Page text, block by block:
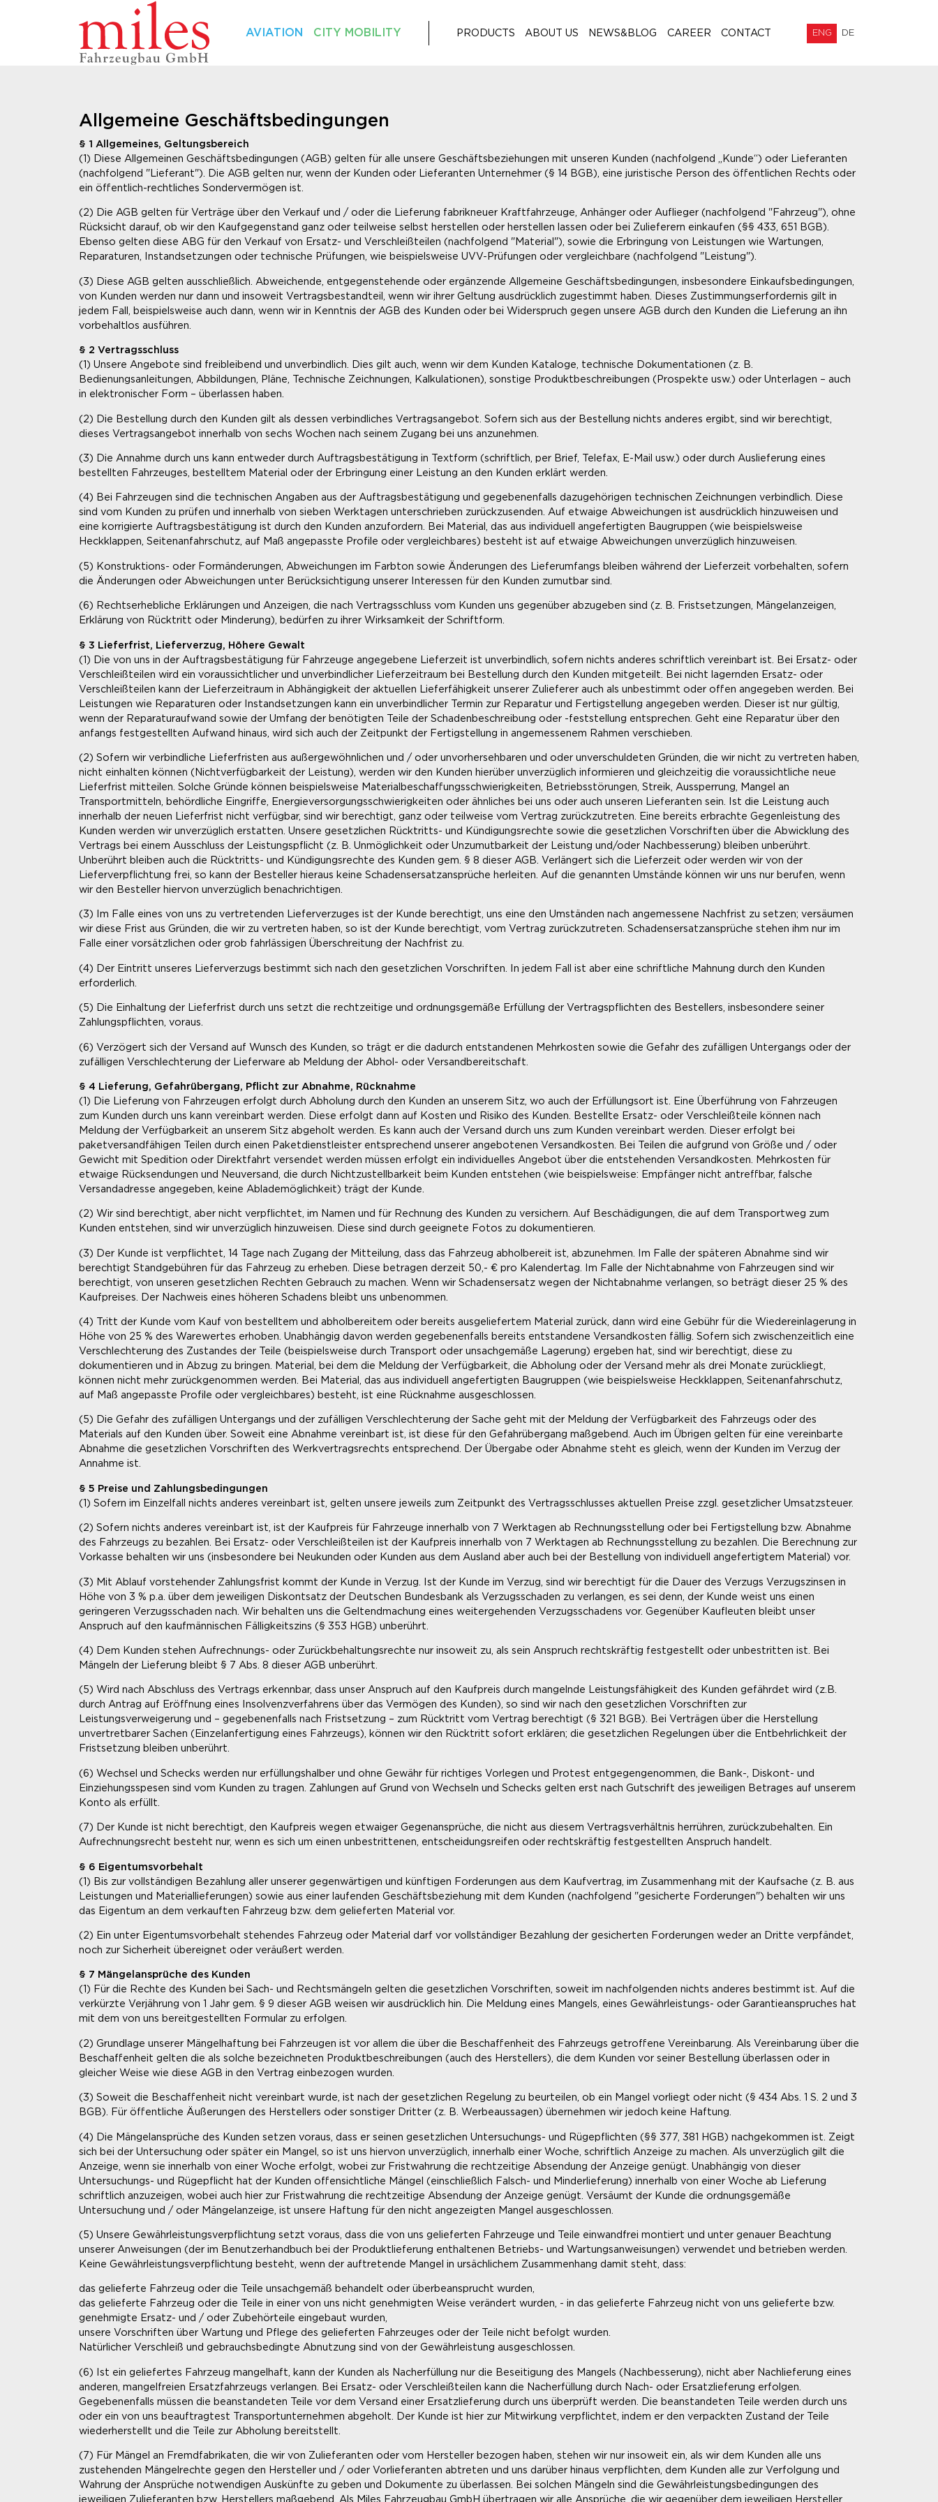
AVIATION CITY MOBILITY PRODUCTS ABOUT US NEWS&BLOG CAREER CONTACT ENG DE
Allgemeine Geschäftsbedingungen
§ 1 Allgemeines, Geltungsbereich
(1) Diese Allgemeinen Geschäftsbedingungen (AGB) gelten für alle unsere Geschäftsbeziehungen mit unseren Kunden (nachfolgend „Kunde“) oder Lieferanten
(nachfolgend "Lieferant"). Die AGB gelten nur, wenn der Kunden oder Lieferanten Unternehmer (§ 14 BGB), eine juristische Person des öffentlichen Rechts oder
ein öffentlich-rechtliches Sondervermögen ist.
(2) Die AGB gelten für Verträge über den Verkauf und / oder die Lieferung fabrikneuer Kraftfahrzeuge, Anhänger oder Auflieger (nachfolgend "Fahrzeug"), ohne
Rücksicht darauf, ob wir den Kaufgegenstand ganz oder teilweise selbst herstellen oder herstellen lassen oder bei Zulieferern einkaufen (§§ 433, 651 BGB).
Ebenso gelten diese ABG für den Verkauf von Ersatz- und Verschleißteilen (nachfolgend "Material"), sowie die Erbringung von Leistungen wie Wartungen,
Reparaturen, Instandsetzungen oder technische Prüfungen, wie beispielsweise UVV-Prüfungen oder vergleichbare (nachfolgend "Leistung").
(3) Diese AGB gelten ausschließlich. Abweichende, entgegenstehende oder ergänzende Allgemeine Geschäftsbedingungen, insbesondere Einkaufsbedingungen,
von Kunden werden nur dann und insoweit Vertragsbestandteil, wenn wir ihrer Geltung ausdrücklich zugestimmt haben. Dieses Zustimmungserfordernis gilt in
jedem Fall, beispielsweise auch dann, wenn wir in Kenntnis der AGB des Kunden oder bei Widerspruch gegen unsere AGB durch den Kunden die Lieferung an ihn
vorbehaltlos ausführen.
§ 2 Vertragsschluss
(1) Unsere Angebote sind freibleibend und unverbindlich. Dies gilt auch, wenn wir dem Kunden Kataloge, technische Dokumentationen (z. B.
Bedienungsanleitungen, Abbildungen, Pläne, Technische Zeichnungen, Kalkulationen), sonstige Produktbeschreibungen (Prospekte usw.) oder Unterlagen – auch
in elektronischer Form – überlassen haben.
(2) Die Bestellung durch den Kunden gilt als dessen verbindliches Vertragsangebot. Sofern sich aus der Bestellung nichts anderes ergibt, sind wir berechtigt,
dieses Vertragsangebot innerhalb von sechs Wochen nach seinem Zugang bei uns anzunehmen.
(3) Die Annahme durch uns kann entweder durch Auftragsbestätigung in Textform (schriftlich, per Brief, Telefax, E-Mail usw.) oder durch Auslieferung eines
bestellten Fahrzeuges, bestelltem Material oder der Erbringung einer Leistung an den Kunden erklärt werden.
(4) Bei Fahrzeugen sind die technischen Angaben aus der Auftragsbestätigung und gegebenenfalls dazugehörigen technischen Zeichnungen verbindlich. Diese
sind vom Kunden zu prüfen und innerhalb von sieben Werktagen unterschrieben zurückzusenden. Auf etwaige Abweichungen ist ausdrücklich hinzuweisen und
eine korrigierte Auftragsbestätigung ist durch den Kunden anzufordern. Bei Material, das aus individuell angefertigten Baugruppen (wie beispielsweise
Heckklappen, Seitenanfahrschutz, auf Maß angepasste Profile oder vergleichbares) besteht ist auf etwaige Abweichungen unverzüglich hinzuweisen.
(5) Konstruktions- oder Formänderungen, Abweichungen im Farbton sowie Änderungen des Lieferumfangs bleiben während der Lieferzeit vorbehalten, sofern
die Änderungen oder Abweichungen unter Berücksichtigung unserer Interessen für den Kunden zumutbar sind.
(6) Rechtserhebliche Erklärungen und Anzeigen, die nach Vertragsschluss vom Kunden uns gegenüber abzugeben sind (z. B. Fristsetzungen, Mängelanzeigen,
Erklärung von Rücktritt oder Minderung), bedürfen zu ihrer Wirksamkeit der Schriftform.
§ 3 Lieferfrist, Lieferverzug, Höhere Gewalt
(1) Die von uns in der Auftragsbestätigung für Fahrzeuge angegebene Lieferzeit ist unverbindlich, sofern nichts anderes schriftlich vereinbart ist. Bei Ersatz- oder
Verschleißteilen wird ein voraussichtlicher und unverbindlicher Lieferzeitraum bei Bestellung durch den Kunden mitgeteilt. Bei nicht lagernden Ersatz- oder
Verschleißteilen kann der Lieferzeitraum in Abhängigkeit der aktuellen Lieferfähigkeit unserer Zulieferer auch als unbestimmt oder offen angegeben werden. Bei
Leistungen wie Reparaturen oder Instandsetzungen kann ein unverbindlicher Termin zur Reparatur und Fertigstellung angegeben werden. Dieser ist nur gültig,
wenn der Reparaturaufwand sowie der Umfang der benötigten Teile der Schadenbeschreibung oder -feststellung entsprechen. Geht eine Reparatur über den
anfangs festgestellten Aufwand hinaus, wird sich auch der Zeitpunkt der Fertigstellung in angemessenem Rahmen verschieben.
(2) Sofern wir verbindliche Lieferfristen aus außergewöhnlichen und / oder unvorhersehbaren und oder unverschuldeten Gründen, die wir nicht zu vertreten haben,
nicht einhalten können (Nichtverfügbarkeit der Leistung), werden wir den Kunden hierüber unverzüglich informieren und gleichzeitig die voraussichtliche neue
Lieferfrist mitteilen. Solche Gründe können beispielsweise Materialbeschaffungsschwierigkeiten, Betriebsstörungen, Streik, Aussperrung, Mangel an
Transportmitteln, behördliche Eingriffe, Energieversorgungsschwierigkeiten oder ähnliches bei uns oder auch unseren Lieferanten sein. Ist die Leistung auch
innerhalb der neuen Lieferfrist nicht verfügbar, sind wir berechtigt, ganz oder teilweise vom Vertrag zurückzutreten. Eine bereits erbrachte Gegenleistung des
Kunden werden wir unverzüglich erstatten. Unsere gesetzlichen Rücktritts- und Kündigungsrechte sowie die gesetzlichen Vorschriften über die Abwicklung des
Vertrags bei einem Ausschluss der Leistungspflicht (z. B. Unmöglichkeit oder Unzumutbarkeit der Leistung und/oder Nachbesserung) bleiben unberührt.
Unberührt bleiben auch die Rücktritts- und Kündigungsrechte des Kunden gem. § 8 dieser AGB. Verlängert sich die Lieferzeit oder werden wir von der
Lieferverpflichtung frei, so kann der Besteller hieraus keine Schadensersatzansprüche herleiten. Auf die genannten Umstände können wir uns nur berufen, wenn
wir den Besteller hiervon unverzüglich benachrichtigen.
(3) Im Falle eines von uns zu vertretenden Lieferverzuges ist der Kunde berechtigt, uns eine den Umständen nach angemessene Nachfrist zu setzen; versäumen
wir diese Frist aus Gründen, die wir zu vertreten haben, so ist der Kunde berechtigt, vom Vertrag zurückzutreten. Schadensersatzansprüche stehen ihm nur im
Falle einer vorsätzlichen oder grob fahrlässigen Überschreitung der Nachfrist zu.
(4) Der Eintritt unseres Lieferverzugs bestimmt sich nach den gesetzlichen Vorschriften. In jedem Fall ist aber eine schriftliche Mahnung durch den Kunden
erforderlich.
(5) Die Einhaltung der Lieferfrist durch uns setzt die rechtzeitige und ordnungsgemäße Erfüllung der Vertragspflichten des Bestellers, insbesondere seiner
Zahlungspflichten, voraus.
(6) Verzögert sich der Versand auf Wunsch des Kunden, so trägt er die dadurch entstandenen Mehrkosten sowie die Gefahr des zufälligen Untergangs oder der
zufälligen Verschlechterung der Lieferware ab Meldung der Abhol- oder Versandbereitschaft.
§ 4 Lieferung, Gefahrübergang, Pflicht zur Abnahme, Rücknahme
(1) Die Lieferung von Fahrzeugen erfolgt durch Abholung durch den Kunden an unserem Sitz, wo auch der Erfüllungsort ist. Eine Überführung von Fahrzeugen
zum Kunden durch uns kann vereinbart werden. Diese erfolgt dann auf Kosten und Risiko des Kunden. Bestellte Ersatz- oder Verschleißteile können nach
Meldung der Verfügbarkeit an unserem Sitz abgeholt werden. Es kann auch der Versand durch uns zum Kunden vereinbart werden. Dieser erfolgt bei
paketversandfähigen Teilen durch einen Paketdienstleister entsprechend unserer angebotenen Versandkosten. Bei Teilen die aufgrund von Größe und / oder
Gewicht mit Spedition oder Direktfahrt versendet werden müssen erfolgt ein individuelles Angebot über die entstehenden Versandkosten. Mehrkosten für
etwaige Rücksendungen und Neuversand, die durch Nichtzustellbarkeit beim Kunden entstehen (wie beispielsweise: Empfänger nicht antreffbar, falsche
Versandadresse angegeben, keine Ablademöglichkeit) trägt der Kunde.
(2) Wir sind berechtigt, aber nicht verpflichtet, im Namen und für Rechnung des Kunden zu versichern. Auf Beschädigungen, die auf dem Transportweg zum
Kunden entstehen, sind wir unverzüglich hinzuweisen. Diese sind durch geeignete Fotos zu dokumentieren.
(3) Der Kunde ist verpflichtet, 14 Tage nach Zugang der Mitteilung, dass das Fahrzeug abholbereit ist, abzunehmen. Im Falle der späteren Abnahme sind wir
berechtigt Standgebühren für das Fahrzeug zu erheben. Diese betragen derzeit 50,- € pro Kalendertag. Im Falle der Nichtabnahme von Fahrzeugen sind wir
berechtigt, von unseren gesetzlichen Rechten Gebrauch zu machen. Wenn wir Schadensersatz wegen der Nichtabnahme verlangen, so beträgt dieser 25 % des
Kaufpreises. Der Nachweis eines höheren Schadens bleibt uns unbenommen.
(4) Tritt der Kunde vom Kauf von bestelltem und abholbereitem oder bereits ausgeliefertem Material zurück, dann wird eine Gebühr für die Wiedereinlagerung in
Höhe von 25 % des Warewertes erhoben. Unabhängig davon werden gegebenenfalls bereits entstandene Versandkosten fällig. Sofern sich zwischenzeitlich eine
Verschlechterung des Zustandes der Teile (beispielsweise durch Transport oder unsachgemäße Lagerung) ergeben hat, sind wir berechtigt, diese zu
dokumentieren und in Abzug zu bringen. Material, bei dem die Meldung der Verfügbarkeit, die Abholung oder der Versand mehr als drei Monate zurückliegt,
können nicht mehr zurückgenommen werden. Bei Material, das aus individuell angefertigten Baugruppen (wie beispielsweise Heckklappen, Seitenanfahrschutz,
auf Maß angepasste Profile oder vergleichbares) besteht, ist eine Rücknahme ausgeschlossen.
(5) Die Gefahr des zufälligen Untergangs und der zufälligen Verschlechterung der Sache geht mit der Meldung der Verfügbarkeit des Fahrzeugs oder des
Materials auf den Kunden über. Soweit eine Abnahme vereinbart ist, ist diese für den Gefahrübergang maßgebend. Auch im Übrigen gelten für eine vereinbarte
Abnahme die gesetzlichen Vorschriften des Werkvertragsrechts entsprechend. Der Übergabe oder Abnahme steht es gleich, wenn der Kunden im Verzug der
Annahme ist.
§ 5 Preise und Zahlungsbedingungen
(1) Sofern im Einzelfall nichts anderes vereinbart ist, gelten unsere jeweils zum Zeitpunkt des Vertragsschlusses aktuellen Preise zzgl. gesetzlicher Umsatzsteuer.
(2) Sofern nichts anderes vereinbart ist, ist der Kaufpreis für Fahrzeuge innerhalb von 7 Werktagen ab Rechnungsstellung oder bei Fertigstellung bzw. Abnahme
des Fahrzeugs zu bezahlen. Bei Ersatz- oder Verschleißteilen ist der Kaufpreis innerhalb von 7 Werktagen ab Rechnungsstellung zu bezahlen. Die Berechnung zur
Vorkasse behalten wir uns (insbesondere bei Neukunden oder Kunden aus dem Ausland aber auch bei der Bestellung von individuell angefertigtem Material) vor.
(3) Mit Ablauf vorstehender Zahlungsfrist kommt der Kunde in Verzug. Ist der Kunde im Verzug, sind wir berechtigt für die Dauer des Verzugs Verzugszinsen in
Höhe von 3 % p.a. über dem jeweiligen Diskontsatz der Deutschen Bundesbank als Verzugsschaden zu verlangen, es sei denn, der Kunde weist uns einen
geringeren Verzugsschaden nach. Wir behalten uns die Geltendmachung eines weitergehenden Verzugsschadens vor. Gegenüber Kaufleuten bleibt unser
Anspruch auf den kaufmännischen Fälligkeitszins (§ 353 HGB) unberührt.
(4) Dem Kunden stehen Aufrechnungs- oder Zurückbehaltungsrechte nur insoweit zu, als sein Anspruch rechtskräftig festgestellt oder unbestritten ist. Bei
Mängeln der Lieferung bleibt § 7 Abs. 8 dieser AGB unberührt.
(5) Wird nach Abschluss des Vertrags erkennbar, dass unser Anspruch auf den Kaufpreis durch mangelnde Leistungsfähigkeit des Kunden gefährdet wird (z.B.
durch Antrag auf Eröffnung eines Insolvenzverfahrens über das Vermögen des Kunden), so sind wir nach den gesetzlichen Vorschriften zur
Leistungsverweigerung und – gegebenenfalls nach Fristsetzung – zum Rücktritt vom Vertrag berechtigt (§ 321 BGB). Bei Verträgen über die Herstellung
unvertretbarer Sachen (Einzelanfertigung eines Fahrzeugs), können wir den Rücktritt sofort erklären; die gesetzlichen Regelungen über die Entbehrlichkeit der
Fristsetzung bleiben unberührt.
(6) Wechsel und Schecks werden nur erfüllungshalber und ohne Gewähr für richtiges Vorlegen und Protest entgegengenommen, die Bank-, Diskont- und
Einziehungsspesen sind vom Kunden zu tragen. Zahlungen auf Grund von Wechseln und Schecks gelten erst nach Gutschrift des jeweiligen Betrages auf unserem
Konto als erfüllt.
(7) Der Kunde ist nicht berechtigt, den Kaufpreis wegen etwaiger Gegenansprüche, die nicht aus diesem Vertragsverhältnis herrühren, zurückzubehalten. Ein
Aufrechnungsrecht besteht nur, wenn es sich um einen unbestrittenen, entscheidungsreifen oder rechtskräftig festgestellten Anspruch handelt.
§ 6 Eigentumsvorbehalt
(1) Bis zur vollständigen Bezahlung aller unserer gegenwärtigen und künftigen Forderungen aus dem Kaufvertrag, im Zusammenhang mit der Kaufsache (z. B. aus
Leistungen und Materiallieferungen) sowie aus einer laufenden Geschäftsbeziehung mit dem Kunden (nachfolgend "gesicherte Forderungen") behalten wir uns
das Eigentum an dem verkauften Fahrzeug bzw. dem gelieferten Material vor.
(2) Ein unter Eigentumsvorbehalt stehendes Fahrzeug oder Material darf vor vollständiger Bezahlung der gesicherten Forderungen weder an Dritte verpfändet,
noch zur Sicherheit übereignet oder veräußert werden.
§ 7 Mängelansprüche des Kunden
(1) Für die Rechte des Kunden bei Sach- und Rechtsmängeln gelten die gesetzlichen Vorschriften, soweit im nachfolgenden nichts anderes bestimmt ist. Auf die
verkürzte Verjährung von 1 Jahr gem. § 9 dieser AGB weisen wir ausdrücklich hin. Die Meldung eines Mangels, eines Gewährleistungs- oder Garantieanspruches hat
mit dem von uns bereitgestellten Formular zu erfolgen.
(2) Grundlage unserer Mängelhaftung bei Fahrzeugen ist vor allem die über die Beschaffenheit des Fahrzeugs getroffene Vereinbarung. Als Vereinbarung über die
Beschaffenheit gelten die als solche bezeichneten Produktbeschreibungen (auch des Herstellers), die dem Kunden vor seiner Bestellung überlassen oder in
gleicher Weise wie diese AGB in den Vertrag einbezogen wurden.
(3) Soweit die Beschaffenheit nicht vereinbart wurde, ist nach der gesetzlichen Regelung zu beurteilen, ob ein Mangel vorliegt oder nicht (§ 434 Abs. 1 S. 2 und 3
BGB). Für öffentliche Äußerungen des Herstellers oder sonstiger Dritter (z. B. Werbeaussagen) übernehmen wir jedoch keine Haftung.
(4) Die Mängelansprüche des Kunden setzen voraus, dass er seinen gesetzlichen Untersuchungs- und Rügepflichten (§§ 377, 381 HGB) nachgekommen ist. Zeigt
sich bei der Untersuchung oder später ein Mangel, so ist uns hiervon unverzüglich, innerhalb einer Woche, schriftlich Anzeige zu machen. Als unverzüglich gilt die
Anzeige, wenn sie innerhalb von einer Woche erfolgt, wobei zur Fristwahrung die rechtzeitige Absendung der Anzeige genügt. Unabhängig von dieser
Untersuchungs- und Rügepflicht hat der Kunden offensichtliche Mängel (einschließlich Falsch- und Minderlieferung) innerhalb von einer Woche ab Lieferung
schriftlich anzuzeigen, wobei auch hier zur Fristwahrung die rechtzeitige Absendung der Anzeige genügt. Versäumt der Kunde die ordnungsgemäße
Untersuchung und / oder Mängelanzeige, ist unsere Haftung für den nicht angezeigten Mangel ausgeschlossen.
(5) Unsere Gewährleistungsverpflichtung setzt voraus, dass die von uns gelieferten Fahrzeuge und Teile einwandfrei montiert und unter genauer Beachtung
unserer Anweisungen (der im Benutzerhandbuch bei der Produktlieferung enthaltenen Betriebs- und Wartungsanweisungen) verwendet und betrieben werden.
Keine Gewährleistungsverpflichtung besteht, wenn der auftretende Mangel in ursächlichem Zusammenhang damit steht, dass:
das gelieferte Fahrzeug oder die Teile unsachgemäß behandelt oder überbeansprucht wurden,
das gelieferte Fahrzeug oder die Teile in einer von uns nicht genehmigten Weise verändert wurden, - in das gelieferte Fahrzeug nicht von uns gelieferte bzw.
genehmigte Ersatz- und / oder Zubehörteile eingebaut wurden,
unsere Vorschriften über Wartung und Pflege des gelieferten Fahrzeuges oder der Teile nicht befolgt wurden.
Natürlicher Verschleiß und gebrauchsbedingte Abnutzung sind von der Gewährleistung ausgeschlossen.
(6) Ist ein geliefertes Fahrzeug mangelhaft, kann der Kunden als Nacherfüllung nur die Beseitigung des Mangels (Nachbesserung), nicht aber Nachlieferung eines
anderen, mangelfreien Ersatzfahrzeugs verlangen. Bei Ersatz- oder Verschleißteilen kann die Nacherfüllung durch Nach- oder Ersatzlieferung erfolgen.
Gegebenenfalls müssen die beanstandeten Teile vor dem Versand einer Ersatzlieferung durch uns überprüft werden. Die beanstandeten Teile werden durch uns
oder ein von uns beauftragtest Transportunternehmen abgeholt. Der Kunde ist hier zur Mitwirkung verpflichtet, indem er den verpackten Zustand der Teile
wiederherstellt und die Teile zur Abholung bereitstellt.
(7) Für Mängel an Fremdfabrikaten, die wir von Zulieferanten oder vom Hersteller bezogen haben, stehen wir nur insoweit ein, als wir dem Kunden alle uns
zustehenden Mängelrechte gegen den Hersteller und / oder Vorlieferanten abtreten und uns darüber hinaus verpflichten, dem Kunden alle zur Verfolgung und
Wahrung der Ansprüche notwendigen Auskünfte zu geben und Dokumente zu überlassen. Bei solchen Mängeln sind die Gewährleistungsbedingungen des
jeweiligen Zulieferanten bzw. Herstellers maßgebend. Als Miles Fahrzeugbau GmbH übertragen wir alle Ansprüche, die wir gegenüber dem jeweiligen Hersteller